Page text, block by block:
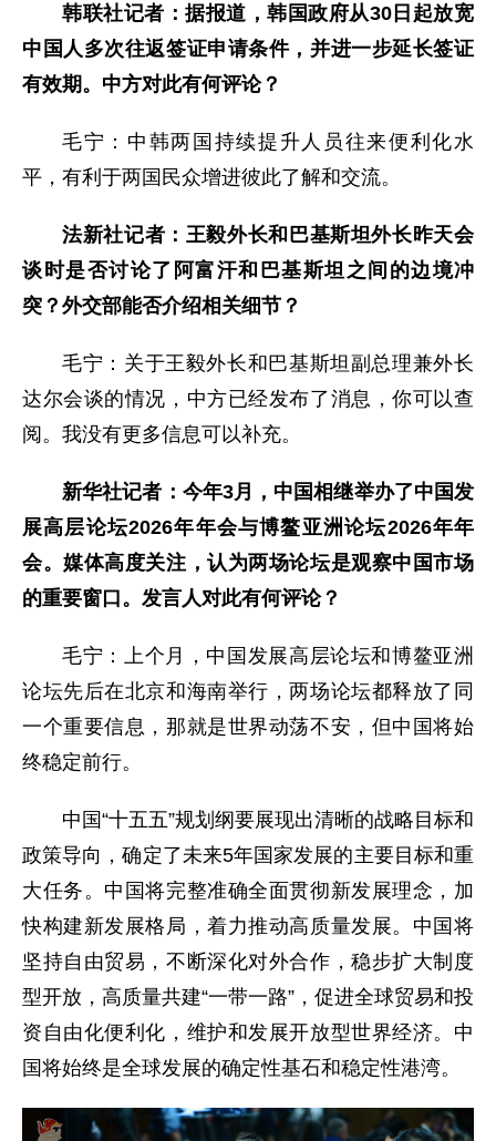
韩联社记者：据报道，韩国政府从30日起放宽
中国人多次往返签证申请条件，并进一步延长签证
有效期。中方对此有何评论？
毛宁：中韩两国持续提升人员往来便利化水
平，有利于两国民众增进彼此了解和交流。
法新社记者：王毅外长和巴基斯坦外长昨天会
谈时是否讨论了阿富汗和巴基斯坦之间的边境冲
突？外交部能否介绍相关细节？
毛宁：关于王毅外长和巴基斯坦副总理兼外长
达尔会谈的情况，中方已经发布了消息，你可以查
阅。我没有更多信息可以补充。
新华社记者：今年3月，中国相继举办了中国发
展高层论坛2026年年会与博鳌亚洲论坛2026年年
会。媒体高度关注，认为两场论坛是观察中国市场
的重要窗口。发言人对此有何评论？
毛宁：上个月，中国发展高层论坛和博鳌亚洲
论坛先后在北京和海南举行，两场论坛都释放了同
一个重要信息，那就是世界动荡不安，但中国将始
终稳定前行。
中国“十五五”规划纲要展现出清晰的战略目标和
政策导向，确定了未来5年国家发展的主要目标和重
大任务。中国将完整准确全面贯彻新发展理念，加
快构建新发展格局，着力推动高质量发展。中国将
坚持自由贸易，不断深化对外合作，稳步扩大制度
型开放，高质量共建“一带一路”，促进全球贸易和投
资自由化便利化，维护和发展开放型世界经济。中
国将始终是全球发展的确定性基石和稳定性港湾。